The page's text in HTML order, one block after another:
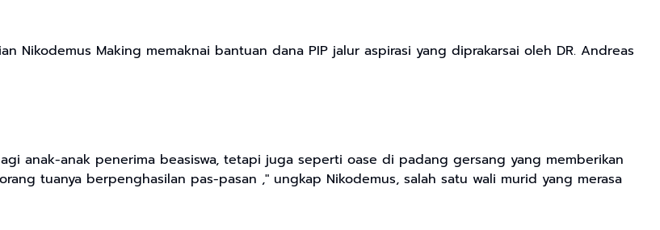
Nikodemus Making memaknai bantuan dana PIP jalur aspirasi yang diprakarsai oleh DR. Andreas
anak-anak penerima beasiswa, tetapi juga seperti oase di padang gersang yang memberikan
tuanya berpenghasilan pas-pasan ," ungkap Nikodemus, salah satu wali murid yang merasa